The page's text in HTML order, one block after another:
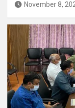
November 8,